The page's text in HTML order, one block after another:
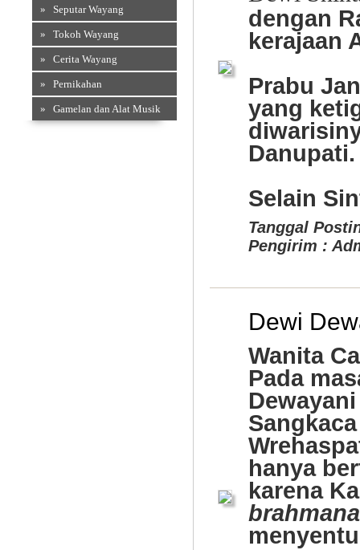
» Seputar Wayang
» Tokoh Wayang
» Cerita Wayang
» Pernikahan
» Gamelan dan Alat Musik
Souvenir Kain
Alat Musik Tradisional
dengan
kerajaan
Prabu
yang
Danupati.
Selain
Tanggal
Pengirim :
Dewi
Wanita
Pada
hanya
karena